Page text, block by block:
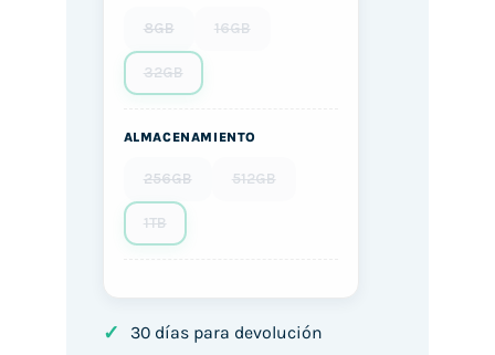
8GB 16GB
32GB
ALMACENAMIENTO
256GB 512GB
1TB
✓ 30 días para devolución